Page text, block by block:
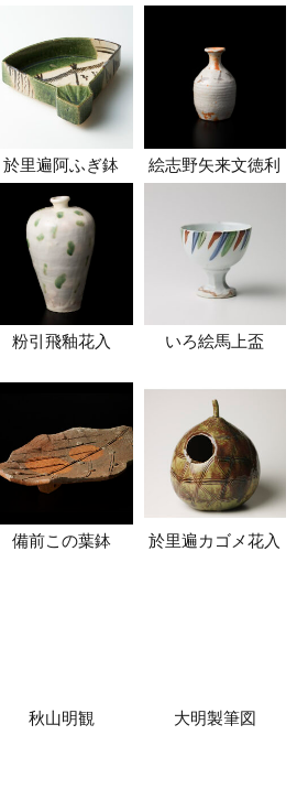
於里遍阿ふぎ鉢 絵志野矢来文徳利
粉引飛釉花入 いろ絵馬上盃
備前この葉鉢 於里遍カゴメ花入
秋山明観 大明製筆図